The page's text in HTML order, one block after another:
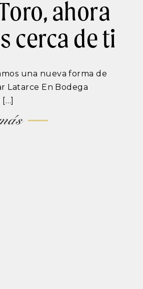
ahora
cerca de ti
una nueva forma de
Latarce En Bodega
[…]